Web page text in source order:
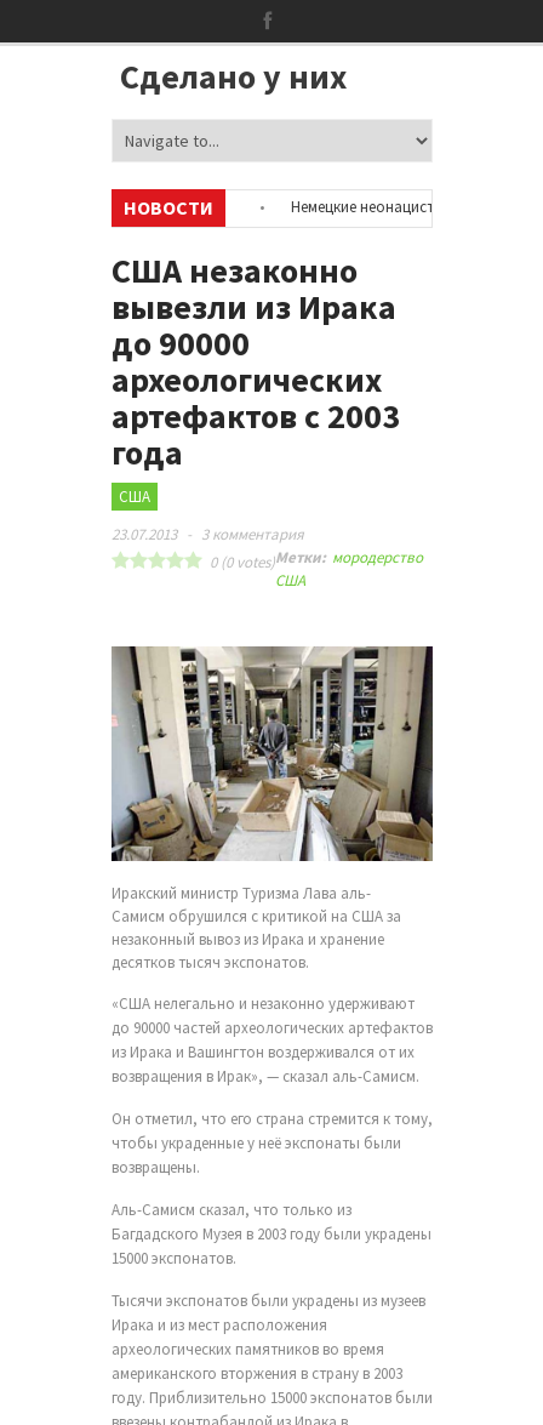
Сделано у них
НОВОСТИ
об аккаунтах в соцсетях
Немецкие неонацисты, летевшие на
Сотни бездомных мигрантов оккупировали аэропорт в
США незаконно
вывезли из Ирака
до 90000
археологических
артефактов с 2003
года
США
23.07.2013 - 3 комментария
0(0votes)Метки: мородерство
США
Иракский министр Туризма Лава аль-
Самисм обрушился с критикой на США за
незаконный вывоз из Ирака и хранение
десятков тысяч экспонатов.
«США нелегально и незаконно удерживают
до 90000 частей археологических артефактов
из Ирака и Вашингтон воздерживался от их
возвращения в Ирак», — сказал аль-Самисм.
Он отметил, что его страна стремится к тому,
чтобы украденные у неё экспонаты были
возвращены.
Аль-Самисм сказал, что только из
Багдадского Музея в 2003 году были украдены
15000 экспонатов.
Тысячи экспонатов были украдены из музеев
Ирака и из мест расположения
археологических памятников во время
американского вторжения в страну в 2003
году. Приблизительно 15000 экспонатов были